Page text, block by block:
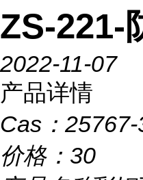
ZS-221-
2022-11-07
产品详情
Cas：
价格： 30